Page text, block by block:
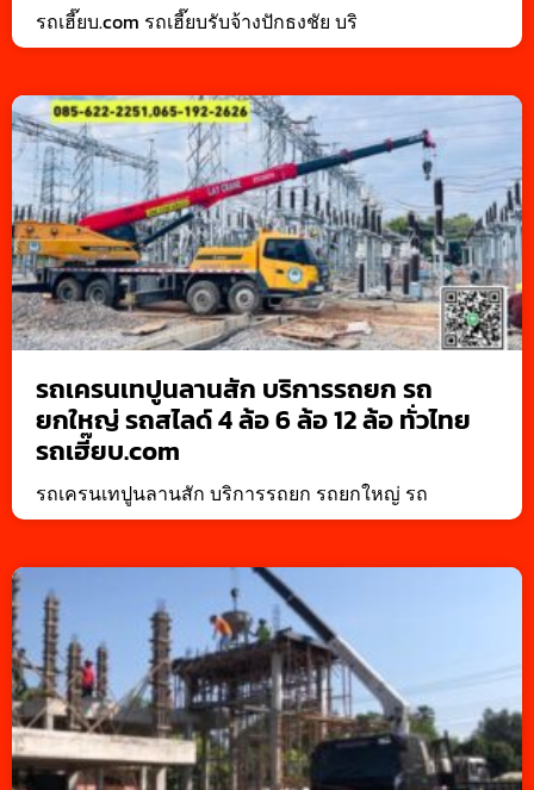
รถเฮี๊ยบ.com รถเฮี๊ยบรับจ้างปักธงชัย บริ
รถเครนเทปูนลานสัก บริการรถยก รถ
ยกใหญ่ รถสไลด์ 4 ล้อ 6 ล้อ 12 ล้อ ทั่วไทย
รถเฮี๊ยบ.com
รถเครนเทปูนลานสัก บริการรถยก รถยกใหญ่ รถ